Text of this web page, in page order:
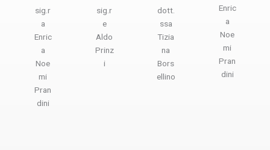
sig.r
a
Enric
a
Noe
mi
Pran
dini
sig.r
e
Aldo
Prinz
i
dott.
ssa
Tizia
na
Bors
ellino
Enric
a
Noe
mi
Pran
dini